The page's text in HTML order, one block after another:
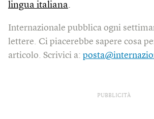
lingua italiana.
Internazionale pubblica ogni
lettere. Ci piacerebbe sapere cosa
articolo. Scrivici a:
PUBBLICITÀ